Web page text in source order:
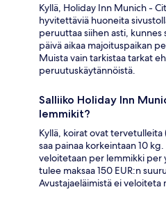
Kyllä, Holiday Inn Munich -
hyvitettäviä huoneita
peruuttaa siihen asti,
päivä aikaa majoituspaikan
Muista vain tarkistaa tarkat
peruutuskäytännöistä.
Salliiko Holiday Inn
lemmikit?
Kyllä, koirat ovat tervetulleita
saa painaa korkeintaan 10
veloitetaan per lemmikki per
tulee maksaa 150 EUR:n
Avustajaeläimistä ei veloiteta